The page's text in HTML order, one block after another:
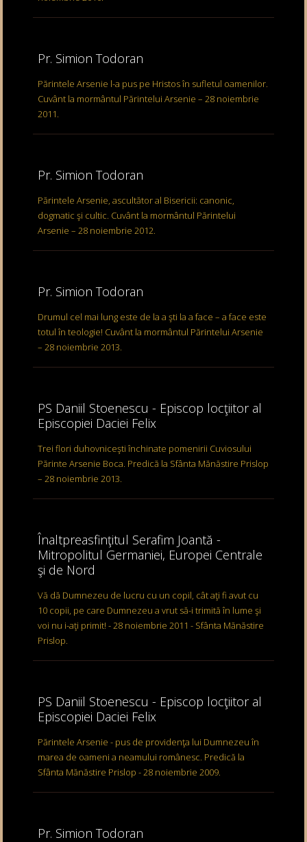
Pr. Simion Todoran
Părintele Arsenie l-a pus pe Hristos în sufletul oamenilor.
Cuvânt la mormântul Părintelui Arsenie – 28 noiembrie
2011.
Pr. Simion Todoran
Părintele Arsenie, ascultător al Bisericii: canonic,
dogmatic şi cultic. Cuvânt la mormântul Părintelui
Arsenie – 28 noiembrie 2012.
Pr. Simion Todoran
Drumul cel mai lung este de la a şti la a face – a face este
totul în teologie! Cuvânt la mormântul Părintelui Arsenie
– 28 noiembrie 2013.
PS Daniil Stoenescu - Episcop locţiitor al
Episcopiei Daciei Felix
Trei flori duhovniceşti închinate pomenirii Cuviosului
Părinte Arsenie Boca. Predică la Sfânta Mănăstire Prislop
– 28 noiembrie 2013.
Înaltpreasfinţitul Serafim Joantă -
Mitropolitul Germaniei, Europei Centrale
şi de Nord
Vă dă Dumnezeu de lucru cu un copil, cât aţi fi avut cu
10 copii, pe care Dumnezeu a vrut să-i trimită în lume şi
voi nu i-aţi primit! - 28 noiembrie 2011 - Sfânta Mănăstire
Prislop.
PS Daniil Stoenescu - Episcop locţiitor al
Episcopiei Daciei Felix
Părintele Arsenie - pus de providenţa lui Dumnezeu în
marea de oameni a neamului românesc. Predică la
Sfânta Mănăstire Prislop - 28 noiembrie 2009.
Pr. Simion Todoran